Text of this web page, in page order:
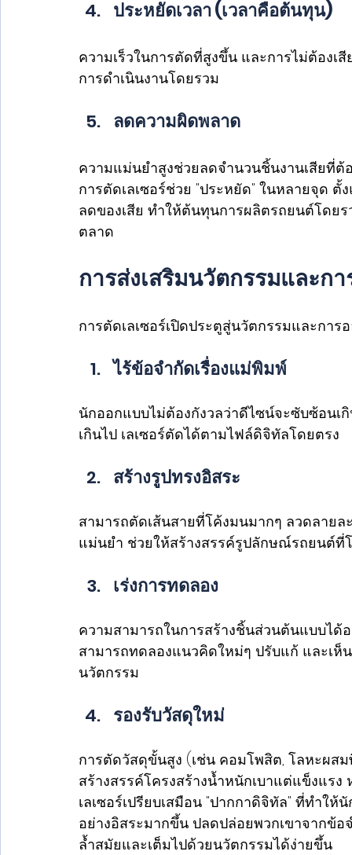
ประหยัดเวลา (เวลาคือต้นทุน)
ความเร็วในการตัดที่สูงขึ้น และการไม่ต้อง
การดำเนินงานโดยรวม
ลดความผิดพลาด
ความแม่นยำสูงช่วยลดจำนวนชิ้นงานเสียที่ต้
การตัดเลเซอร์ช่วย "ประหยัด" ในหลายจุด
ลดของเสีย ทำให้ต้นทุนการผลิตรถยนต์โดย
ตลาด
การส่งเสริมนวัตกรรมและ
การตัดเลเซอร์เปิดประตูสู่นวัตกรรมและการ
ไร้ข้อจำกัดเรื่องแม่พิมพ์
นักออกแบบไม่ต้องกังวลว่าดีไซน์จะซับซ้อน
เกินไป เลเซอร์ตัดได้ตามไฟล์ดิจิทัลโดยตรง
สร้างรูปทรงอิสระ
สามารถตัดเส้นสายที่โค้งมนมากๆ ลวดลาย
แม่นยำ ช่วยให้สร้างสรรค์รูปลักษณ์รถยนต์ที่
เร่งการทดลอง
ความสามารถในการสร้างชิ้นส่วนต้นแบบได้
สามารถทดลองแนวคิดใหม่ๆ ปรับแก้ และเ
นวัตกรรม
รองรับวัสดุใหม่
การตัดวัสดุขั้นสูง (เช่น คอมโพสิต, โลหะผส
สร้างสรรค์โครงสร้างน้ำหนักเบาแต่แข็งแร
เลเซอร์เปรียบเสมือน "ปากกาดิจิทัล" ที่ทำใ
อย่างอิสระมากขึ้น ปลดปล่อยพวกเขาจากข้
ล้ำสมัยและเต็มไปด้วยนวัตกรรมได้ง่ายขึ้น